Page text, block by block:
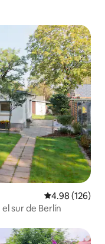
Calificación
4.98 (126)
sur de Berlín